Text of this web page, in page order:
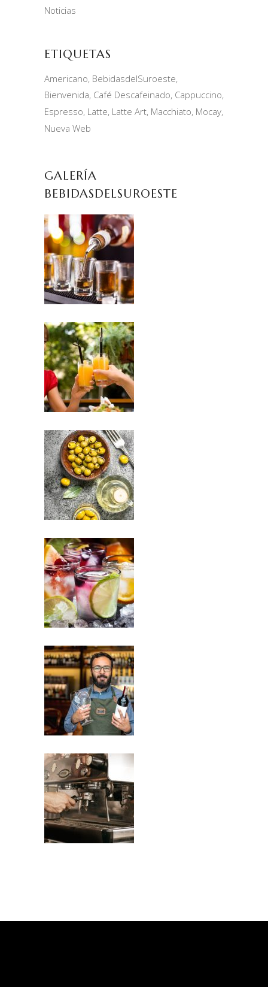
Noticias
ETIQUETAS
Americano BebidasdelSuroeste
Bienvenida Café Descafeinado Cappuccino
Espresso Latte Latte Art Macchiato Mocay
Nueva Web
GALERÍA
BEBIDASDELSUROESTE